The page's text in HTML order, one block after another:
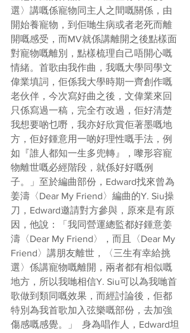
選〉講嘅係寵物同主人之間嘅關係，由
開始養寵物，到佢哋生病或者老死而離
開嘅感受，而MV就係講離開之後點樣面
對寵物嘅離別，點樣梳理自己唔開心嘅
情緒。首歌由我作曲，我嘅大學同學文
偉業填詞，佢係我大學時期一齊創作嘅
老伙伴，今次寫好曲之後，文偉業來回
只係寫過一稿，完全冇改過，佢好清楚
我想要啲乜嘢，我亦好欣賞佢著墨嘅地
方，佢好鍾意用一啲好理性嘅手法，例
如『誰人都知一生多兜轉』，嚟形容寵
物離世嘅必經階段，就係好好嘅例
子。」至於編曲部份，Edward找來曾為
姜濤〈Dear My Friend〉編曲的Y. Siu操
刀，Edward邀請對方參與，原來是有原
因，他說：「我同營運總監都好鍾意姜
濤〈Dear My Friend〉，而且〈Dear My
Friend〉講朋友離世，〈三生有幸給挑
選〉係講寵物嘅離開，兩者都有相似嘅
地方，所以我哋相信Y. Siu可以為我哋首
歌做到類同嘅效果，而經討論後，佢都
特別為我首歌加入弦樂嘅部份，去加強
傷感嘅感覺。」  身為唱作人，Edward坦